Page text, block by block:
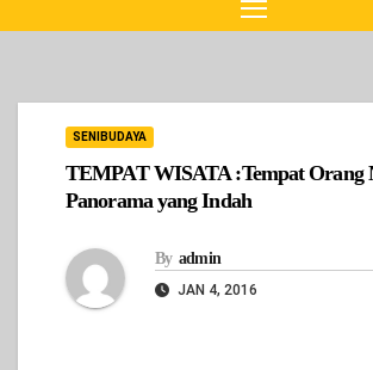
SENIBUDAYA
TEMPAT WISATA :Tempat Orang
Panorama yang Indah
By admin
JAN 4, 2016